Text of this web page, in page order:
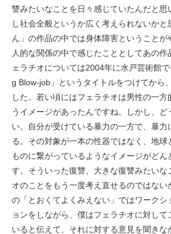
讐みたいなことを日々感じていたんだと思
し社会全般というか広く考えられないかと
ん」の作品の中では身体障害ということが
人的な関係の中で感じたこととしてあの
ェラチオについては2004年に水戸芸術館
g Blow-job」というタイトルをつけてから
した。若い頃にはフェラチオは男性の一
うイメージがあったんですね。しかし、ど
い。自分が受けている暴力の一方で、暴
る。その対象が一本の性器ではなく、地球
ものに繋がっているようなイメージがどん
す。そういった復讐、大きな復讐みたいな
オのことをもう一度考え直せるのではない
の「とおくてよくみえない」ではワークシ
ョンをしながら、僕はフェラチオに対し
いると伝えて、それに対する意見を聞きな